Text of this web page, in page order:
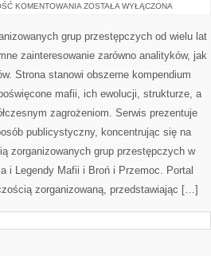
KOMENTOWANIA BROŃ
ZOSTAŁA WYŁĄCZONA
grup przestępczych od wielu lat
zainteresowanie zarówno analityków, jak
Strona stanowi obszerne kompendium
mafii, ich ewolucji, strukturze, a
zagrożeniom. Serwis prezentuje
publicystyczny, koncentrując się na
zorganizowanych grup przestępczych w
i Legendy Mafii i Broń i Przemoc. Portal
zorganizowaną, przedstawiając […]